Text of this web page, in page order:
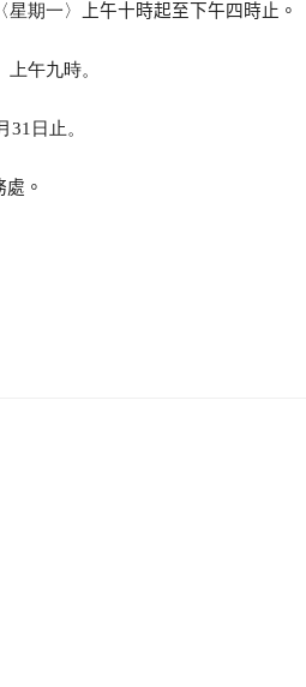
星期一〉 上午十時起至下午四時止 。
午九時。
31日止。
。